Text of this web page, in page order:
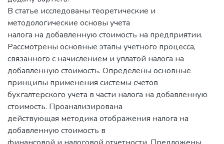
В статье исследованы теоретические и
методологические основы учета
налога на добавленную стоимость на предприятии.
Рассмотрены основные этапы учетного процесса,
связанного с начислением и уплатой налога на
добавленную стоимость. Определены основные
принципы применения системы счетов
бухгалтерского учета в части налога на добавленную
стоимость. Проанализирована
действующая методика отображения налога на
добавленную стоимость в